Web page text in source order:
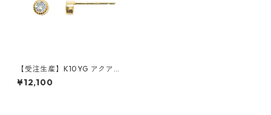
【受注生産】K10YG アクアマ
リン ピアス（スタッド）
¥12,100